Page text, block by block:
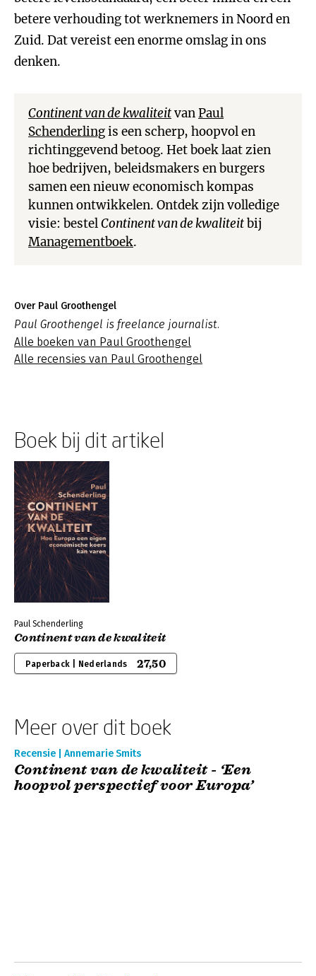
betere verhouding tot werknemers in Noord en
Zuid. Dat vereist een enorme omslag in ons
denken.
Continent van de kwaliteitvanPaul
Schenderlingis een scherp, hoopvol en
richtinggevend betoog. Het boek laat zien
hoe bedrijven, beleidsmakers en burgers
samen een nieuw economisch kompas
kunnen ontwikkelen. Ontdek zijn volledige
visie: bestelContinent van de kwaliteitbij
Managementboek.
Over Paul Groothengel
Paul Groothengel is freelance journalist.
Alle boeken van Paul Groothengel
Alle recensies van Paul Groothengel
Boek bij dit artikel
Paul Schenderling
Continent van de kwaliteit
Paperback | Nederlands 27,50
Meer over dit boek
Recensie | Annemarie Smits
Continent van de kwaliteit - ‘Een
hoopvol perspectief voor Europa’